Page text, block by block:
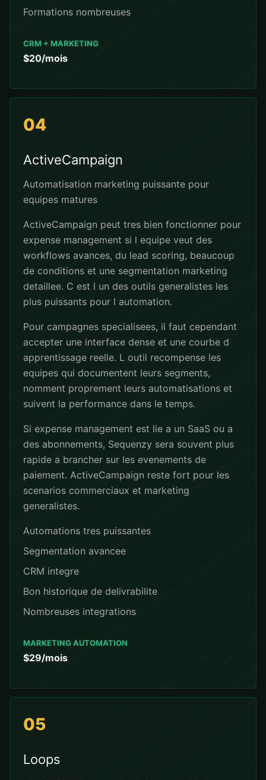
Formations nombreuses
CRM + MARKETING
$20/mois
04
ActiveCampaign
Automatisation marketing puissante pour
equipes matures
ActiveCampaign peut tres bien fonctionner pour
expense management si l equipe veut des
workflows avances, du lead scoring, beaucoup
de conditions et une segmentation marketing
detaillee. C est l un des outils generalistes les
plus puissants pour l automation.
Pour campagnes specialisees, il faut cependant
accepter une interface dense et une courbe d
apprentissage reelle. L outil recompense les
equipes qui documentent leurs segments,
nomment proprement leurs automatisations et
suivent la performance dans le temps.
Si expense management est lie a un SaaS ou a
des abonnements, Sequenzy sera souvent plus
rapide a brancher sur les evenements de
paiement. ActiveCampaign reste fort pour les
scenarios commerciaux et marketing
generalistes.
Automations tres puissantes
Segmentation avancee
CRM integre
Bon historique de delivrabilite
Nombreuses integrations
MARKETING AUTOMATION
$29/mois
05
Loops